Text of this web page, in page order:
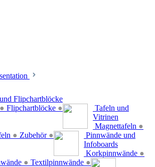
Flipchartblöcke
● Flipchartblöcke ●
Tafeln und
Vitrinen
Magnettafeln ●
● Zubehör ●
Pinnwände und
Infoboards
Korkpinnwände ●
● Textilpinnwände ●